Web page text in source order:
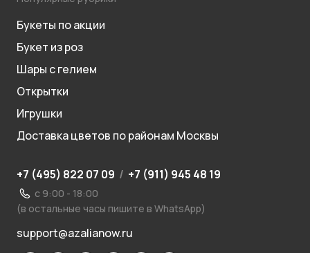
Букеты по акции
Букет из роз
Шары с гелием
Открытки
Игрушки
Доставка цветов по районам Москвы
+7 (495) 822 07 09 / +7 (911) 945 48 19
с 9:00 - 18:00
(в остальные часы пишите в WhatsApp)
support@azalianow.ru